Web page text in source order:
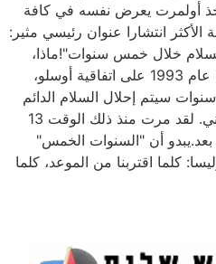
أولمرت يعرض نفسه في كافة
انتشارا عنوان رئيسي مثير:
خلال خمس سنوات"!ماذا،
حقا؟ خمس سنوات؟ لقد وقعنا عام 1993 على اتفاقية أوسلو،
سيتم إحلال السلام الدائم
بين إسرائيل والشعب الفلسطيني. لقد مرت منذ ذلك الوقت 13
أن "السنوات الخمس"
كلما اقتربنا من الموعد، كلما